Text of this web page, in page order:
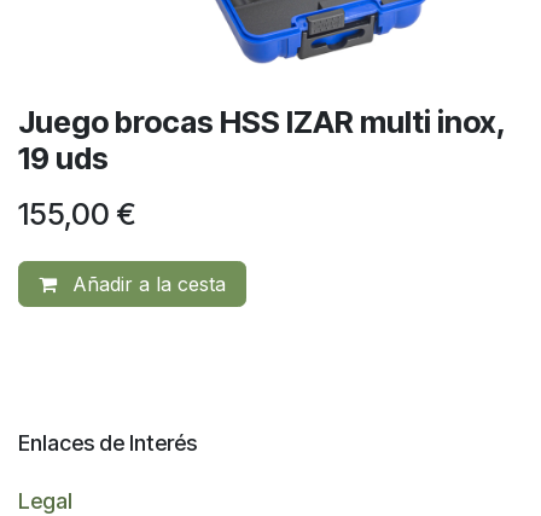
Juego brocas HSS IZAR multi inox,
19 uds
155,00 €
Añadir a la cesta
Enlaces de Interés
Legal